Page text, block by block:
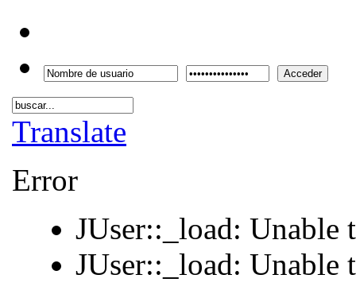
Acceder
Translate
Error
JUser::_load: Unable
JUser::_load: Unable